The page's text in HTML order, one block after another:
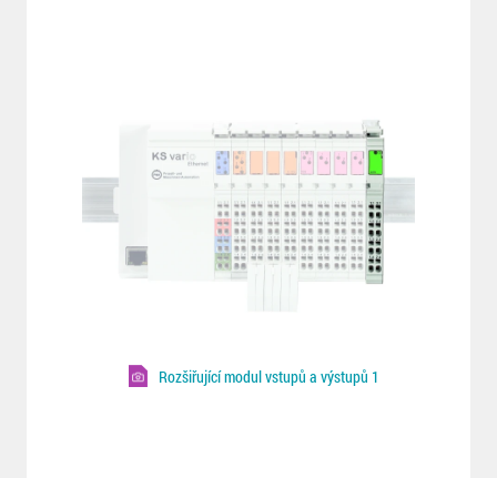
Rozšiřující modul vstupů a výstupů 1